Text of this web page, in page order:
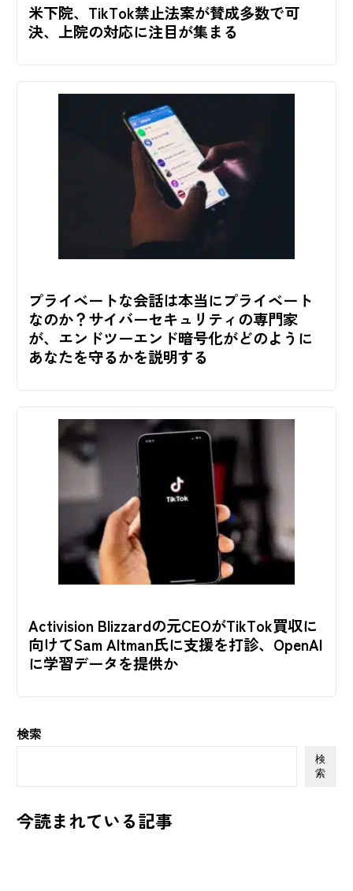
米下院、TikTok禁止法案が賛成多数で可
決、上院の対応に注目が集まる
プライベートな会話は本当にプライベート
なのか？サイバーセキュリティの専門家
が、エンドツーエンド暗号化がどのように
あなたを守るかを説明する
Activision Blizzardの元CEOがTikTok買収に
向けてSam Altman氏に支援を打診、OpenAI
に学習データを提供か
検索
検
索
今読まれている記事